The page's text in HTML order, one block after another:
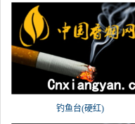
钓鱼台(硬红)